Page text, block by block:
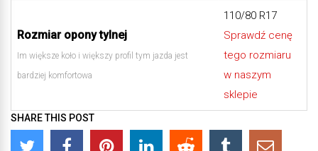
Rozmiar opony tylnej
Im większe koło i większy profil tym jazda jest
bardziej komfortowa
110/80 R17
Sprawdź cenę
tego rozmiaru
w naszym
sklepie
SHARE THIS POST